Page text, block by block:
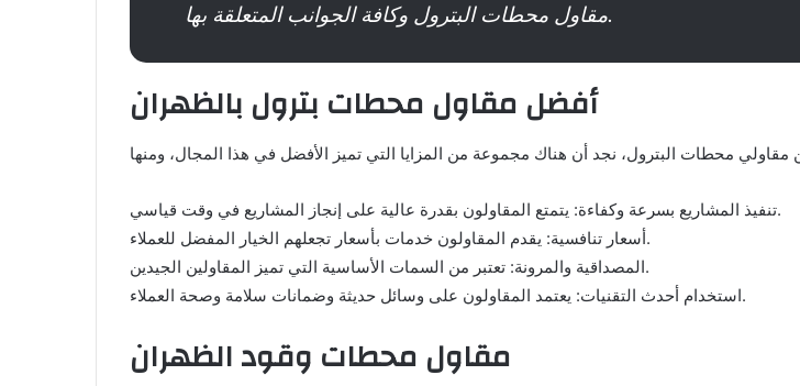
مقاول محطات البترول وكافة الجوانب المتعلقة بها.
أفضل مقاول محطات بترول بالظهران
تنفيذ المشاريع بسرعة وكفاءة: يتمتع المقاولون بقدرة عالية على إنجاز المشاريع في وقت قياسي.
أسعار تنافسية: يقدم المقاولون خدمات بأسعار تجعلهم الخيار المفضل للعملاء.
المصداقية والمرونة: تعتبر من السمات الأساسية التي تميز المقاولين الجيدين.
استخدام أحدث التقنيات: يعتمد المقاولون على وسائل حديثة وضمانات سلامة وصحة العملاء.
مقاول محطات وقود الظهران